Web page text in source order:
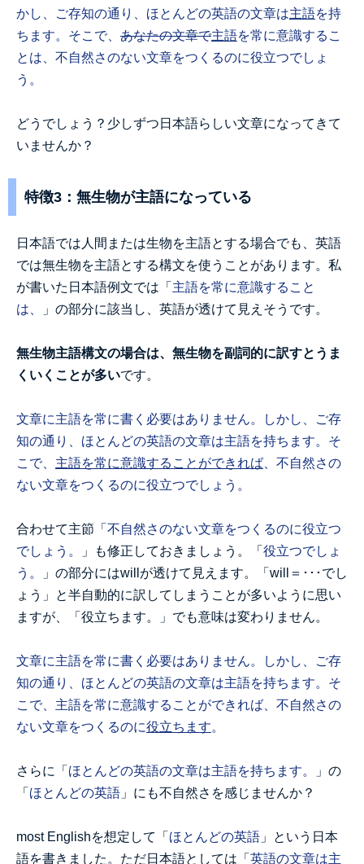
かし、ご存知の通り、ほとんどの英語の文章は主語を持
ちます。そこで、 あなたの文章で主語を常に意識するこ
とは、不自然さのない文章をつくるのに役立つでしょ
う。
どうでしょう？少しずつ日本語らしい文章になってきて
いませんか？
特徴3：無生物が主語になっている
日本語では人間または生物を主語とする場合でも、英語
では無生物を主語とする構文を使うことがあります。私
が書いた日本語例文では「 主語を常に意識すること
は、
」の部分に該当し、英語が透けて見えそうです。
無生物主語構文の場合は、無生物を副詞的に訳すとうま
くいくことが多いです。
文章に主語を常に書く必要はありません。しかし、ご存
知の通り、ほとんどの英語の文章は主語を持ちます。そ
こで、 主語を常に意識することができれば 、不自然さの
ない文章をつくるのに役立つでしょう。
合わせて主節「 不自然さのない文章をつくるのに役立つ
でしょう。
」も修正しておきましょう。「 役立つでしょ
う。
」の部分にはwillが透けて見えます。「will＝･･･でし
ょう」と半自動的に訳してしまうことが多いように思い
ますが、「役立ちます。」でも意味は変わりません。
文章に主語を常に書く必要はありません。しかし、ご存
知の通り、ほとんどの英語の文章は主語を持ちます。そ
こで、主語を常に意識することができれば、不自然さの
ない文章をつくるのに役立ちます。
さらに「 ほとんどの英語の文章は主語を持ちます。
」の
「 ほとんどの英語 」にも不自然さを感じませんか？
most Englishを想定して「 ほとんどの英語 」という日本
語を書きました。ただ日本語としては「 英語の文章は主